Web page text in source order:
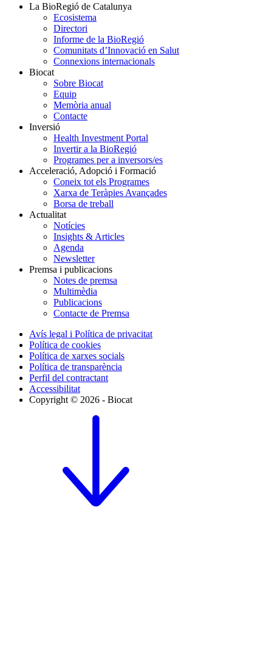
La BioRegió de Catalunya
Ecosistema
Directori
Informe de la BioRegió
Comunitats d’Innovació en Salut
Connexions internacionals
Biocat
Sobre Biocat
Equip
Memòria anual
Contacte
Inversió
Health Investment Portal
Invertir a la BioRegió
Programes per a inversors/es
Acceleració, Adopció i Formació
Coneix tot els Programes
Xarxa de Teràpies Avançades
Borsa de treball
Actualitat
Notícies
Insights & Articles
Agenda
Newsletter
Premsa i publicacions
Notes de premsa
Multimèdia
Publicacions
Contacte de Premsa
Avís legal i Política de privacitat
Política de cookies
Política de xarxes socials
Política de transparència
Perfil del contractant
Accessibilitat
Copyright © 2026 - Biocat